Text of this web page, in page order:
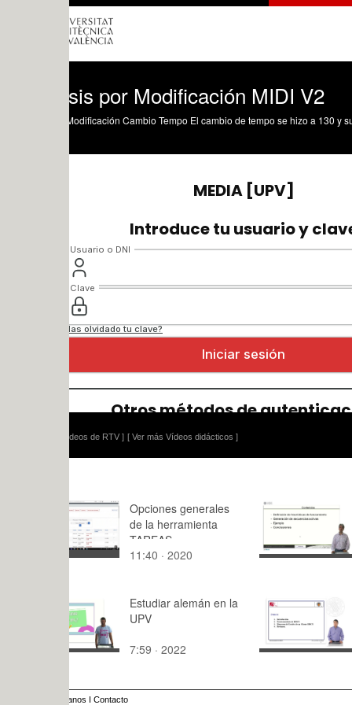
por Modificación MIDI V2
[ Ver más Vídeos didácticos ]
Opciones generales
de la herramienta
TAREAS
11:40 · 2020
Uso de
10:37 ·
Estudiar alemán en la
UPV
7:59 · 2022
protocolo
9:45 · 2013